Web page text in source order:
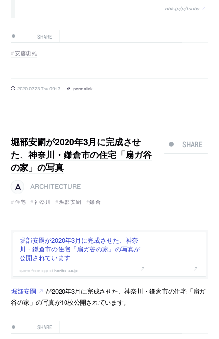
nhk.jp/p/tsubo
SHARE
安藤忠雄
2020.07.23 Thu 09:13 permalink
SHARE
堀部安嗣が2020年3月に完成させ
た、神奈川・鎌倉市の住宅「扇ガ谷
の家」の写真
ARCHITECTURE
住宅
神奈川 堀部安嗣 鎌倉
堀部安嗣が2020年3月に完成させた、神奈
川・鎌倉市の住宅「扇ガ谷の家」の写真が
公開されています
horibe-aa.jp
堀部安嗣
が2020年3月に完成させた、神奈川・鎌倉市の住宅「扇ガ
谷の家」の写真が10枚公開されています。
SHARE